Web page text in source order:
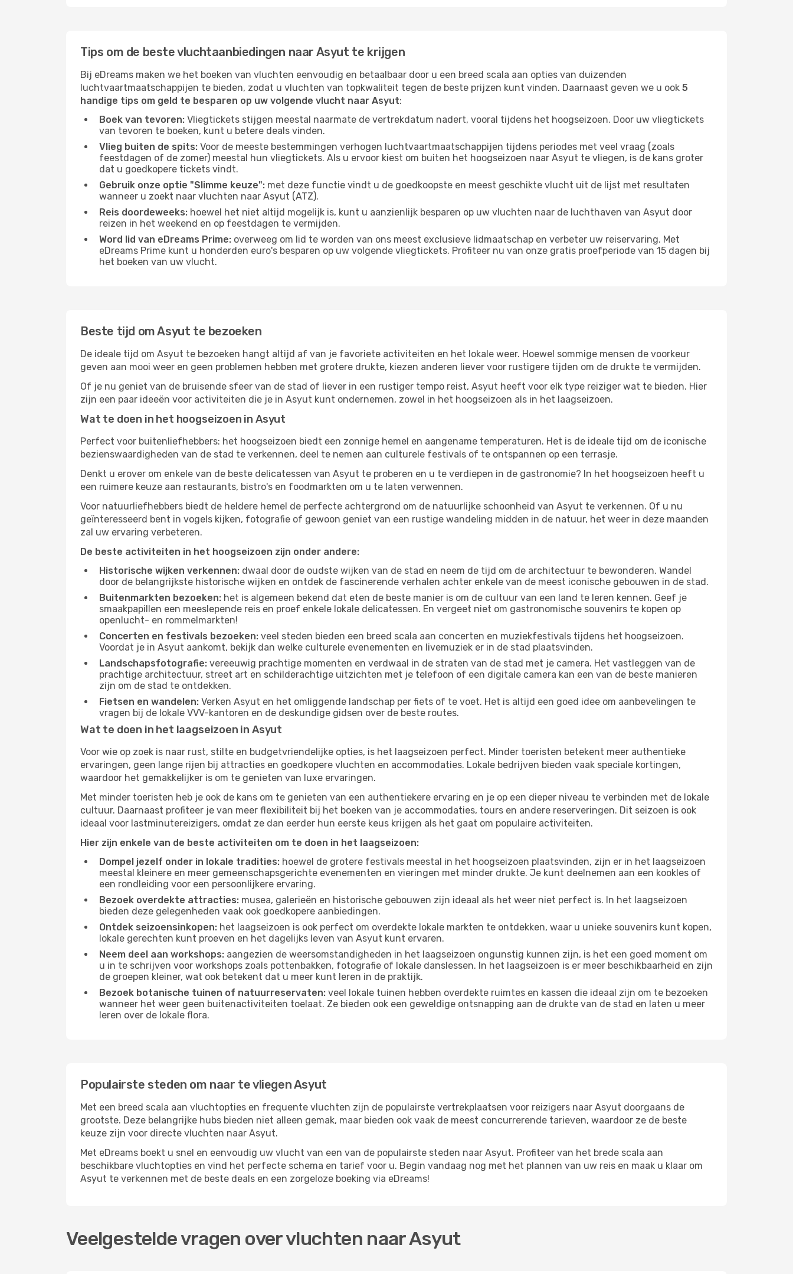
Tips om de beste vluchtaanbiedingen naar Asyut te krijgen
Bij eDreams maken we het boeken van vluchten eenvoudig en betaalbaar door u een breed scala aan opties van duizenden
luchtvaartmaatschappijen te bieden, zodat u vluchten van topkwaliteit tegen de beste prijzen kunt vinden. Daarnaast geven we u ook 5
handige tips om geld te besparen op uw volgende vlucht naar Asyut:
Boek van tevoren: Vliegtickets stijgen meestal naarmate de vertrekdatum nadert, vooral tijdens het hoogseizoen. Door uw vliegtickets
van tevoren te boeken, kunt u betere deals vinden.
Vlieg buiten de spits: Voor de meeste bestemmingen verhogen luchtvaartmaatschappijen tijdens periodes met veel vraag (zoals
feestdagen of de zomer) meestal hun vliegtickets. Als u ervoor kiest om buiten het hoogseizoen naar Asyut te vliegen, is de kans groter
dat u goedkopere tickets vindt.
Gebruik onze optie "Slimme keuze": met deze functie vindt u de goedkoopste en meest geschikte vlucht uit de lijst met resultaten
wanneer u zoekt naar vluchten naar Asyut (ATZ).
Reis doordeweeks: hoewel het niet altijd mogelijk is, kunt u aanzienlijk besparen op uw vluchten naar de luchthaven van Asyut door
reizen in het weekend en op feestdagen te vermijden.
Word lid van eDreams Prime: overweeg om lid te worden van ons meest exclusieve lidmaatschap en verbeter uw reiservaring. Met
eDreams Prime kunt u honderden euro's besparen op uw volgende vliegtickets. Profiteer nu van onze gratis proefperiode van 15 dagen bij
het boeken van uw vlucht.
Beste tijd om Asyut te bezoeken
De ideale tijd om Asyut te bezoeken hangt altijd af van je favoriete activiteiten en het lokale weer. Hoewel sommige mensen de voorkeur
geven aan mooi weer en geen problemen hebben met grotere drukte, kiezen anderen liever voor rustigere tijden om de drukte te vermijden.
Of je nu geniet van de bruisende sfeer van de stad of liever in een rustiger tempo reist, Asyut heeft voor elk type reiziger wat te bieden. Hier
zijn een paar ideeën voor activiteiten die je in Asyut kunt ondernemen, zowel in het hoogseizoen als in het laagseizoen.
Wat te doen in het hoogseizoen in Asyut
Perfect voor buitenliefhebbers: het hoogseizoen biedt een zonnige hemel en aangename temperaturen. Het is de ideale tijd om de iconische
bezienswaardigheden van de stad te verkennen, deel te nemen aan culturele festivals of te ontspannen op een terrasje.
Denkt u erover om enkele van de beste delicatessen van Asyut te proberen en u te verdiepen in de gastronomie? In het hoogseizoen heeft u
een ruimere keuze aan restaurants, bistro's en foodmarkten om u te laten verwennen.
Voor natuurliefhebbers biedt de heldere hemel de perfecte achtergrond om de natuurlijke schoonheid van Asyut te verkennen. Of u nu
geïnteresseerd bent in vogels kijken, fotografie of gewoon geniet van een rustige wandeling midden in de natuur, het weer in deze maanden
zal uw ervaring verbeteren.
De beste activiteiten in het hoogseizoen zijn onder andere:
Historische wijken verkennen: dwaal door de oudste wijken van de stad en neem de tijd om de architectuur te bewonderen. Wandel
door de belangrijkste historische wijken en ontdek de fascinerende verhalen achter enkele van de meest iconische gebouwen in de stad.
Buitenmarkten bezoeken: het is algemeen bekend dat eten de beste manier is om de cultuur van een land te leren kennen. Geef je
smaakpapillen een meeslepende reis en proef enkele lokale delicatessen. En vergeet niet om gastronomische souvenirs te kopen op
openlucht- en rommelmarkten!
Concerten en festivals bezoeken: veel steden bieden een breed scala aan concerten en muziekfestivals tijdens het hoogseizoen.
Voordat je in Asyut aankomt, bekijk dan welke culturele evenementen en livemuziek er in de stad plaatsvinden.
Landschapsfotografie: vereeuwig prachtige momenten en verdwaal in de straten van de stad met je camera. Het vastleggen van de
prachtige architectuur, street art en schilderachtige uitzichten met je telefoon of een digitale camera kan een van de beste manieren
zijn om de stad te ontdekken.
Fietsen en wandelen: Verken Asyut en het omliggende landschap per fiets of te voet. Het is altijd een goed idee om aanbevelingen te
vragen bij de lokale VVV-kantoren en de deskundige gidsen over de beste routes.
Wat te doen in het laagseizoen in Asyut
Voor wie op zoek is naar rust, stilte en budgetvriendelijke opties, is het laagseizoen perfect. Minder toeristen betekent meer authentieke
ervaringen, geen lange rijen bij attracties en goedkopere vluchten en accommodaties. Lokale bedrijven bieden vaak speciale kortingen,
waardoor het gemakkelijker is om te genieten van luxe ervaringen.
Met minder toeristen heb je ook de kans om te genieten van een authentiekere ervaring en je op een dieper niveau te verbinden met de lokale
cultuur. Daarnaast profiteer je van meer flexibiliteit bij het boeken van je accommodaties, tours en andere reserveringen. Dit seizoen is ook
ideaal voor lastminutereizigers, omdat ze dan eerder hun eerste keus krijgen als het gaat om populaire activiteiten.
Hier zijn enkele van de beste activiteiten om te doen in het laagseizoen:
Dompel jezelf onder in lokale tradities: hoewel de grotere festivals meestal in het hoogseizoen plaatsvinden, zijn er in het laagseizoen
meestal kleinere en meer gemeenschapsgerichte evenementen en vieringen met minder drukte. Je kunt deelnemen aan een kookles of
een rondleiding voor een persoonlijkere ervaring.
Bezoek overdekte attracties: musea, galerieën en historische gebouwen zijn ideaal als het weer niet perfect is. In het laagseizoen
bieden deze gelegenheden vaak ook goedkopere aanbiedingen.
Ontdek seizoensinkopen: het laagseizoen is ook perfect om overdekte lokale markten te ontdekken, waar u unieke souvenirs kunt kopen,
lokale gerechten kunt proeven en het dagelijks leven van Asyut kunt ervaren.
Neem deel aan workshops: aangezien de weersomstandigheden in het laagseizoen ongunstig kunnen zijn, is het een goed moment om
u in te schrijven voor workshops zoals pottenbakken, fotografie of lokale danslessen. In het laagseizoen is er meer beschikbaarheid en zijn
de groepen kleiner, wat ook betekent dat u meer kunt leren in de praktijk.
Bezoek botanische tuinen of natuurreservaten: veel lokale tuinen hebben overdekte ruimtes en kassen die ideaal zijn om te bezoeken
wanneer het weer geen buitenactiviteiten toelaat. Ze bieden ook een geweldige ontsnapping aan de drukte van de stad en laten u meer
leren over de lokale flora.
Populairste steden om naar te vliegen Asyut
Met een breed scala aan vluchtopties en frequente vluchten zijn de populairste vertrekplaatsen voor reizigers naar Asyut doorgaans de
grootste. Deze belangrijke hubs bieden niet alleen gemak, maar bieden ook vaak de meest concurrerende tarieven, waardoor ze de beste
keuze zijn voor directe vluchten naar Asyut.
Met eDreams boekt u snel en eenvoudig uw vlucht van een van de populairste steden naar Asyut. Profiteer van het brede scala aan
beschikbare vluchtopties en vind het perfecte schema en tarief voor u. Begin vandaag nog met het plannen van uw reis en maak u klaar om
Asyut te verkennen met de beste deals en een zorgeloze boeking via eDreams!
Veelgestelde vragen over vluchten naar Asyut